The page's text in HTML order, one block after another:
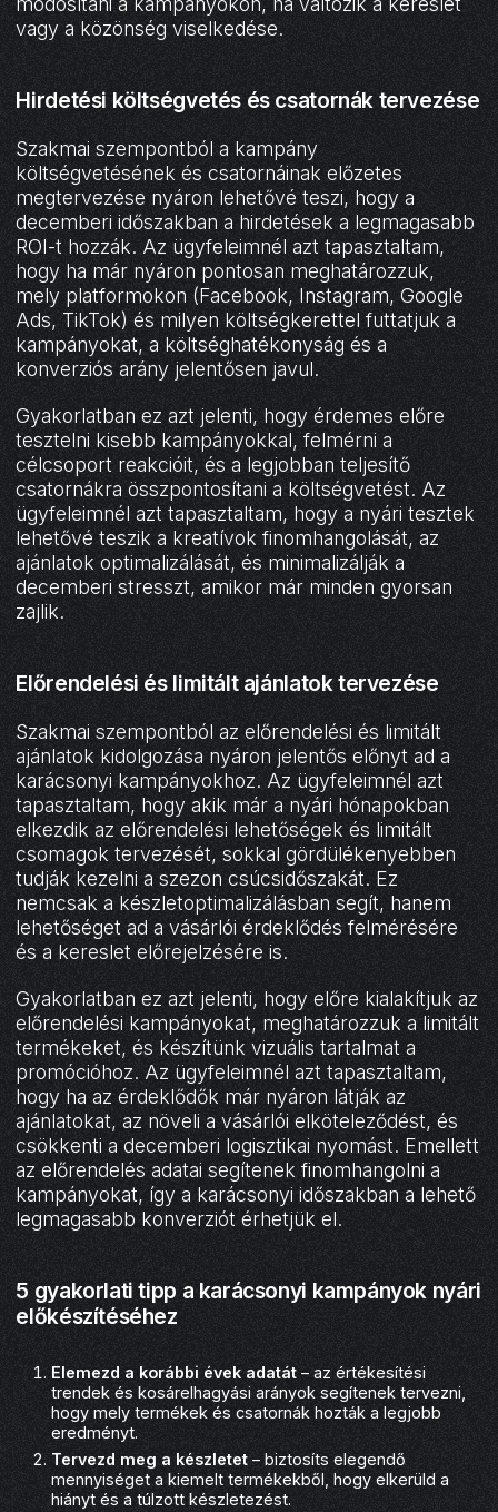
vagy a közönség viselkedése.
Hirdetési költségvetés és csatornák tervezése
Szakmai szempontból a kampány
költségvetésének és csatornáinak előzetes
megtervezése nyáron lehetővé teszi, hogy a
decemberi időszakban a hirdetések a legmagasabb
ROI-t hozzák. Az ügyfeleimnél azt tapasztaltam,
hogy ha már nyáron pontosan meghatározzuk,
mely platformokon (Facebook, Instagram, Google
Ads, TikTok) és milyen költségkerettel futtatjuk a
kampányokat, a költséghatékonyság és a
konverziós arány jelentősen javul.
Gyakorlatban ez azt jelenti, hogy érdemes előre
tesztelni kisebb kampányokkal, felmérni a
célcsoport reakcióit, és a legjobban teljesítő
csatornákra összpontosítani a költségvetést. Az
ügyfeleimnél azt tapasztaltam, hogy a nyári tesztek
lehetővé teszik a kreatívok finomhangolását, az
ajánlatok optimalizálását, és minimalizálják a
decemberi stresszt, amikor már minden gyorsan
zajlik.
Előrendelési és limitált ajánlatok tervezése
Szakmai szempontból az előrendelési és limitált
ajánlatok kidolgozása nyáron jelentős előnyt ad a
karácsonyi kampányokhoz. Az ügyfeleimnél azt
tapasztaltam, hogy akik már a nyári hónapokban
elkezdik az előrendelési lehetőségek és limitált
csomagok tervezését, sokkal gördülékenyebben
tudják kezelni a szezon csúcsidőszakát. Ez
nemcsak a készletoptimalizálásban segít, hanem
lehetőséget ad a vásárlói érdeklődés felmérésére
és a kereslet előrejelzésére is.
Gyakorlatban ez azt jelenti, hogy előre kialakítjuk az
előrendelési kampányokat, meghatározzuk a limitált
termékeket, és készítünk vizuális tartalmat a
promócióhoz. Az ügyfeleimnél azt tapasztaltam,
hogy ha az érdeklődők már nyáron látják az
ajánlatokat, az növeli a vásárlói elköteleződést, és
csökkenti a decemberi logisztikai nyomást. Emellett
az előrendelés adatai segítenek finomhangolni a
kampányokat, így a karácsonyi időszakban a lehető
legmagasabb konverziót érhetjük el.
5 gyakorlati tipp a karácsonyi kampányok nyári
előkészítéséhez
Elemezd a korábbi évek adatát – az értékesítési
trendek és kosárelhagyási arányok segítenek tervezni,
hogy mely termékek és csatornák hozták a legjobb
eredményt.
Tervezd meg a készletet – biztosíts elegendő
mennyiséget a kiemelt termékekből, hogy elkerüld a
hiányt és a túlzott készletezést.